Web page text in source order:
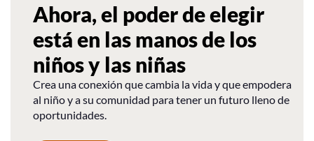
Ahora, el poder de elegir
está en las manos de los
niños y las niñas
Crea una conexión que cambia la vida y que empodera
al niño y a su comunidad para tener un futuro lleno de
oportunidades.